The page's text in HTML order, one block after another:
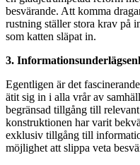
besvärande. Att komma
rustning ställer stora krav på
som katten släpat in.
3.
Egentligen är det
ätit sig in i alla vrår av
begränsad tillgång till
konstruktionen har varit
exklusiv tillgång till
möjlighet att slippa veta